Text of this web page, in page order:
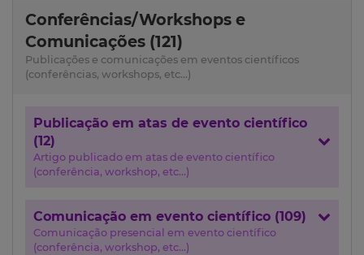
Conferências/Workshops e
Comunicações (121)
Publicações e comunicações em eventos científicos
(conferências, workshops, etc...)
Publicação em atas de evento científico
(12)
Artigo publicado em atas de evento científico
(conferência, workshop, etc...)
Comunicação em evento científico (109)
Comunicação presencial em evento científico
(conferência, workshop, etc...)